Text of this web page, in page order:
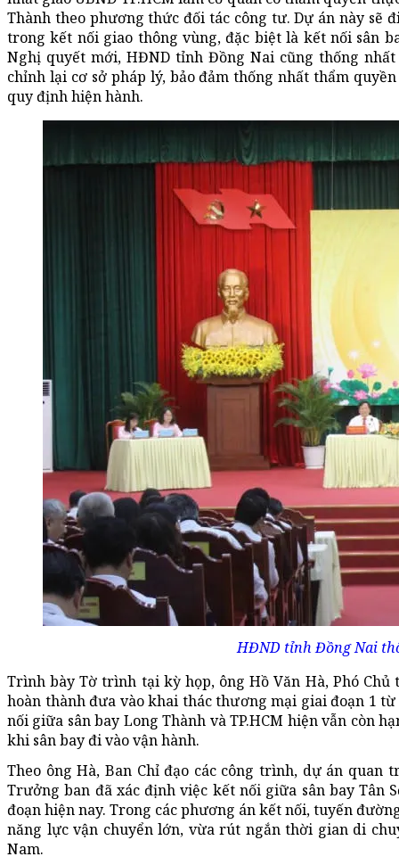
Thành theo phương thức đối tác công tư. Dự án này sẽ
trong kết nối giao thông vùng, đặc biệt là kết nối sân
Nghị quyết mới, HĐND tỉnh Đồng Nai cũng thống
chỉnh lại cơ sở pháp lý, bảo đảm thống nhất thẩm
quy định hiện hành.
HĐND tỉnh Đồng Nai
Trình bày Tờ trình tại kỳ họp, ông Hồ Văn Hà, Phó
hoàn thành đưa vào khai thác thương mại giai đoạn 1
nối giữa sân bay Long Thành và TP.HCM hiện vẫn còn
khi sân bay đi vào vận hành.
Theo ông Hà, Ban Chỉ đạo các công trình, dự án
Trưởng ban đã xác định việc kết nối giữa sân bay Tân
đoạn hiện nay. Trong các phương án kết nối, tuyến
năng lực vận chuyển lớn, vừa rút ngắn thời gian di
Nam.